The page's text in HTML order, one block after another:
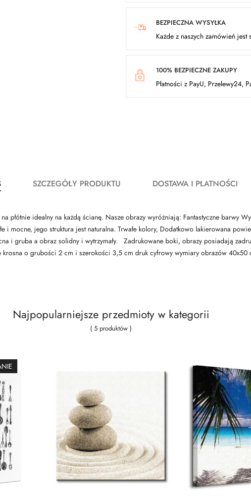
BEZPIECZNA WYSYŁKA
Każde z naszych zamówień
100% BEZPIECZNE ZAKUPY
Płatności z PayU, Przelewy24,
SZCZEGÓŁY PRODUKTU DOSTAWA I PŁATNOŚCI
płótnie idealny na każdą ścianę. Nasze obrazy wyróżniają: Fantastyczne barwy
i mocne, jego struktura jest naturalna. Trwałe kolory, Dodatkowo lakierowana
i gruba a obraz solidny i wytrzymały. Zadrukowane boki, obrazy posiadają
krosna o grubości 2 cm i szerokości 3,5 cm druk cyfrowy wymiary obrazów 40x50
Najpopularniejsze przedmioty w kategorii
( 5 produktów )